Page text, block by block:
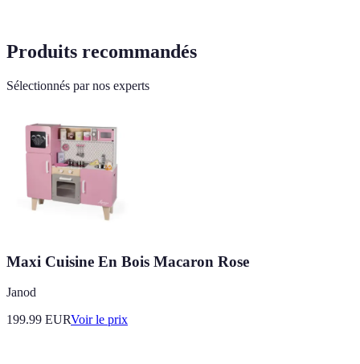
Produits recommandés
Sélectionnés par nos experts
Maxi Cuisine En Bois Macaron Rose
Janod
199.99 EURVoir le prix